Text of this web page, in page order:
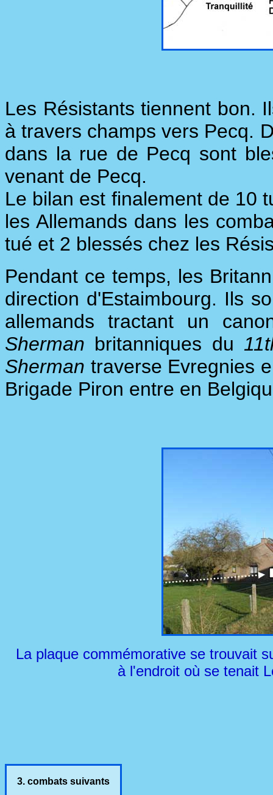
Les Résistants tiennent bon.
à travers champs vers Pecq.
dans la rue de Pecq sont
venant de Pecq.
Le bilan est finalement de 10
les Allemands dans les
tué et 2 blessés chez les
Pendant ce temps, les
direction d'Estaimbourg. Ils
allemands tractant un
Sherman britanniques du
Sherman traverse Evregnies
Brigade Piron entre en
La plaque commémorative se trouvait
à l'endroit où se tenait
3. combats suivants